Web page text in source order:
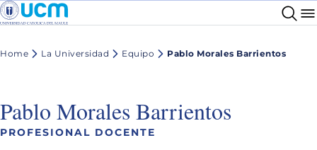
Home La Universidad Equipo Pablo Morales Barrientos
Pablo Morales Barrientos
PROFESIONAL DOCENTE